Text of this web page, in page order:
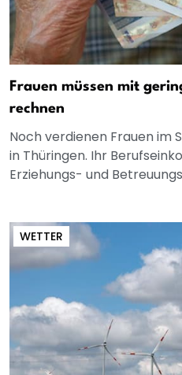
Frauen müssen mit
rechnen
Noch verdienen Frauen im
in Thüringen. Ihr
Erziehungs- und
WETTER